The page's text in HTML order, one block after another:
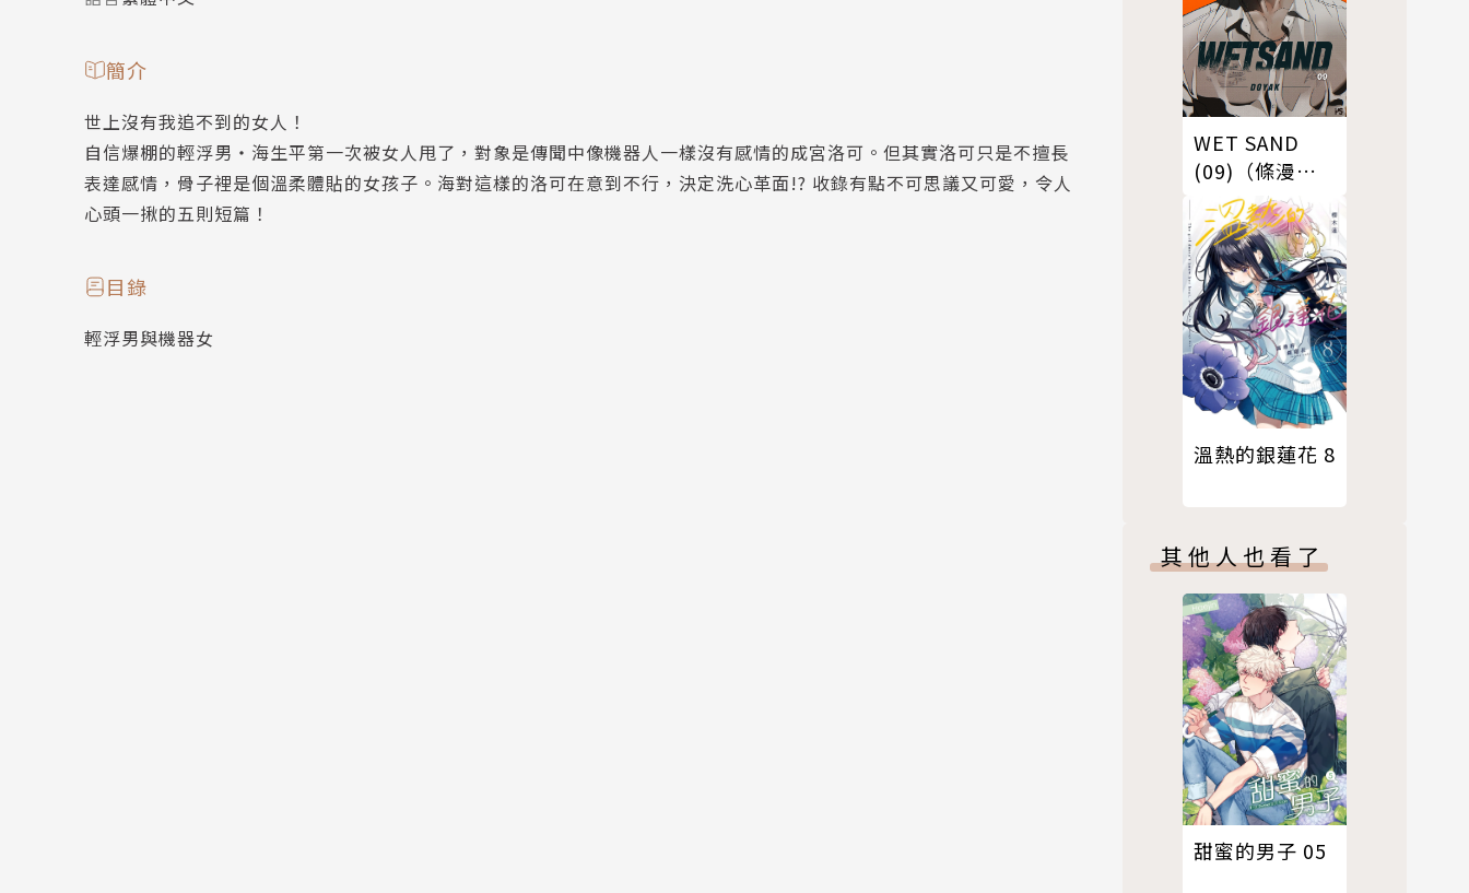
簡介
世上沒有我追不到的女人！
自信爆棚的輕浮男‧海生平第一次被女人甩了，對象是傳聞中像機器人一樣沒有感情的成宮洛可。但其實洛可只是不擅長
表達感情，骨子裡是個溫柔體貼的女孩子。海對這樣的洛可在意到不行，決定洗心革面!? 收錄有點不可思議又可愛，令人
心頭一揪的五則短篇！
目錄
輕浮男與機器女
WET SAND
(09)（條漫
版）
溫熱的銀蓮花 8
其他人也看了
甜蜜的男子 05